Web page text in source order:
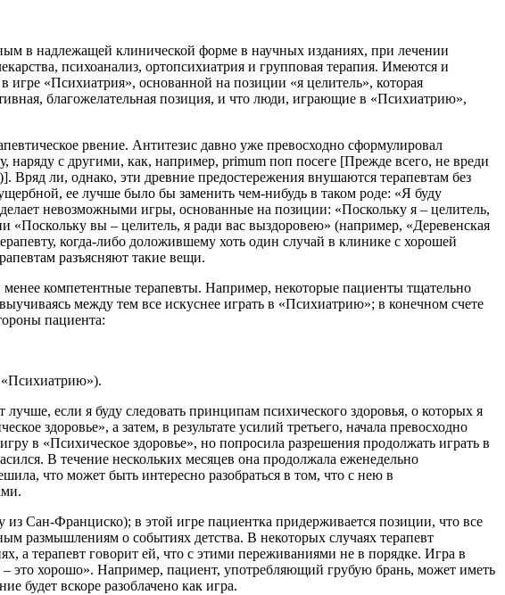
в надлежащей клинической форме в научных изданиях, при лечении
психоанализ, ортопсихиатрия и групповая терапия. Имеются и
«Психиатрия», основанной на позиции «я целитель», которая
благожелательная позиция, и что люди, играющие в «Психиатрию»,
рвение. Антитезис давно уже превосходно сформулировал
с другими, как, например, primum поп посеге [Прежде всего, не вреди
ли, однако, эти древние предостережения внушаются терапевтам без
ее лучше было бы заменить чем-нибудь в таком роде: «Я буду
невозможными игры, основанные на позиции: «Поскольку я – целитель,
вы – целитель, я ради вас выздоровею» (например, «Деревенская
когда-либо доложившему хоть один случай в клинике с хорошей
разъясняют такие вещи.
компетентные терапевты. Например, некоторые пациенты тщательно
между тем все искуснее играть в «Психиатрию»; в конечном счете
пациента:
«Психиатрию»).
если я буду следовать принципам психического здоровья, о которых я
здоровье», а затем, в результате усилий третьего, начала превосходно
в «Психическое здоровье», но попросила разрешения продолжать играть в
В течение нескольких месяцев она продолжала еженедельно
что может быть интересно разобраться в том, что с нею в
Сан-Франциско); в этой игре пациентка придерживается позиции, что все
размышлениям о событиях детства. В некоторых случаях терапевт
а терапевт говорит ей, что с этими переживаниями не в порядке. Игра в
– это хорошо». Например, пациент, употребляющий грубую брань, может иметь
будет вскоре разоблачено как игра.